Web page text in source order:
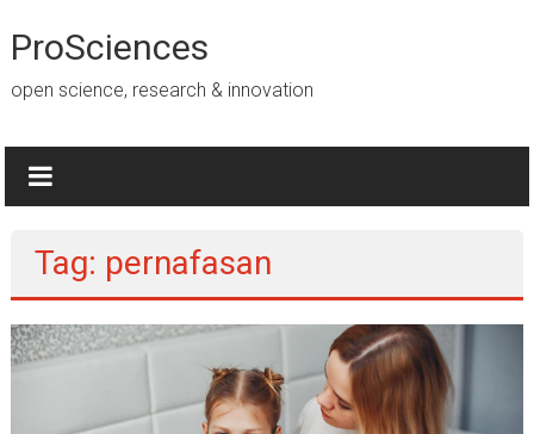
ke
konten
ProSciences
open science, research & innovation
Tag: pernafasan